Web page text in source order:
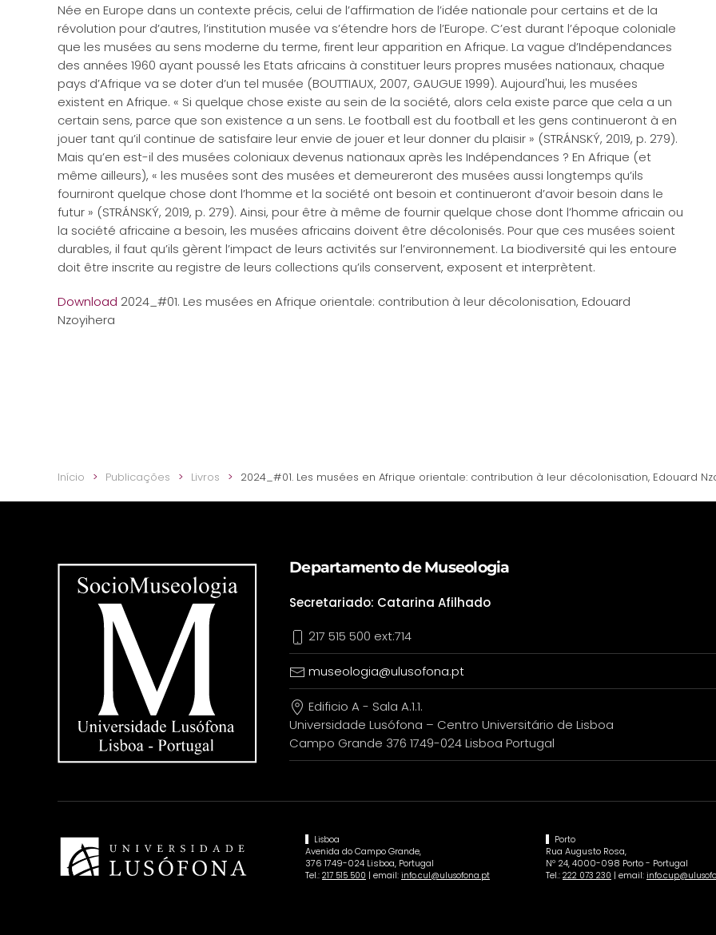
Née en Europe dans un contexte précis, celui de l’affirmation de l’idée nationale pour certains et de la
révolution pour d’autres, l’institution musée va s’étendre hors de l’Europe. C’est durant l’époque coloniale
que les musées au sens moderne du terme, firent leur apparition en Afrique. La vague d’Indépendances
des années 1960 ayant poussé les Etats africains à constituer leurs propres musées nationaux, chaque
pays d’Afrique va se doter d’un tel musée (BOUTTIAUX, 2007, GAUGUE 1999). Aujourd'hui, les musées
existent en Afrique. « Si quelque chose existe au sein de la société, alors cela existe parce que cela a un
certain sens, parce que son existence a un sens. Le football est du football et les gens continueront à en
jouer tant qu’il continue de satisfaire leur envie de jouer et leur donner du plaisir » (STRÁNSKÝ, 2019, p. 279).
Mais qu’en est-il des musées coloniaux devenus nationaux après les Indépendances ? En Afrique (et
même ailleurs), « les musées sont des musées et demeureront des musées aussi longtemps qu’ils
fourniront quelque chose dont l’homme et la société ont besoin et continueront d’avoir besoin dans le
futur » (STRÁNSKÝ, 2019, p. 279). Ainsi, pour être à même de fournir quelque chose dont l’homme africain ou
la société africaine a besoin, les musées africains doivent être décolonisés. Pour que ces musées soient
durables, il faut qu’ils gèrent l’impact de leurs activités sur l’environnement. La biodiversité qui les entoure
doit être inscrite au registre de leurs collections qu’ils conservent, exposent et interprètent.
Download 2024_#01. Les musées en Afrique orientale: contribution à leur décolonisation, Edouard
Nzoyihera
Início Publicações Livros 2024_#01. Les musées en Afrique orientale: contribution à leur décolonisation, Edouard
Departamento de Museologia
Secretariado: Catarina Afilhado
217 515 500 ext:714
museologia@ulusofona.pt
Edificio A - Sala A.1.1.
Universidade Lusófona – Centro Universitário de Lisboa
Campo Grande 376 1749-024 Lisboa Portugal
Lisboa
Avenida do Campo Grande,
376 1749-024 Lisboa, Portugal
Tel.: 217 515 500 | email: info.cul@ulusofona.pt
Porto
Rua Augusto Rosa,
Nº 24, 4000-098 Porto - Portugal
Tel.: 222 073 230 | email: